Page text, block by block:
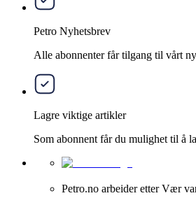
Petro Nyhetsbrev
Alle abonnenter får tilgang til vårt
Lagre viktige artikler
Som abonnent får du mulighet til å
Petro.no arbeider etter Vær